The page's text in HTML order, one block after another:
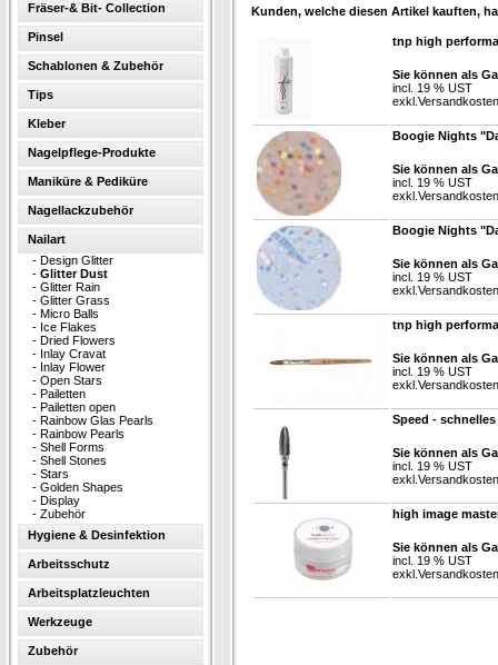
Fräser-& Bit- Collection
Pinsel
Schablonen & Zubehör
Tips
Kleber
Nagelpflege-Produkte
Maniküre & Pediküre
Nagellackzubehör
Nailart
- Design Glitter
- Glitter Dust
- Glitter Rain
- Glitter Grass
- Micro Balls
- Ice Flakes
- Dried Flowers
- Inlay Cravat
- Inlay Flower
- Open Stars
- Pailetten
- Pailetten open
- Rainbow Glas Pearls
- Rainbow Pearls
- Shell Forms
- Shell Stones
- Stars
- Golden Shapes
- Display
- Zubehör
Hygiene & Desinfektion
Arbeitsschutz
Arbeitsplatzleuchten
Werkzeuge
Zubehör
Kunden, welche diesen Artikel kauften,
tnp high
Sie können als
incl. 19 % UST
exkl. Versandkosten
Boogie Nights
Sie können als
incl. 19 % UST
exkl. Versandkosten
Boogie Nights
Sie können als
incl. 19 % UST
exkl. Versandkosten
tnp high
Sie können als
incl. 19 % UST
exkl. Versandkosten
Speed -
Sie können als
incl. 19 % UST
exkl. Versandkosten
high image
Sie können als
incl. 19 % UST
exkl. Versandkosten